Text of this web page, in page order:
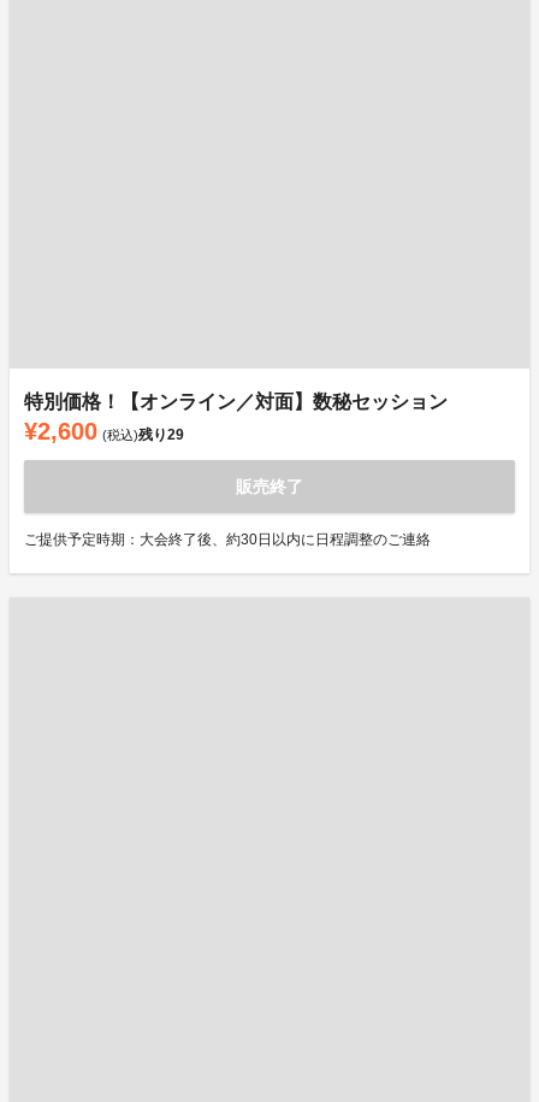
特別価格！【オンライン／対面】数秘セッション
¥2,600 (税込)残り29
販売終了
ご提供予定時期：大会終了後、約30日以内に日程調整のご連絡